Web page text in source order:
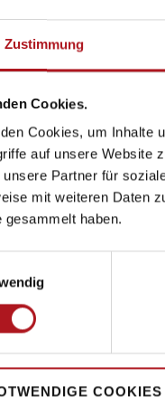
Zustimmung
Cookies.
Cookies, um Inhalte
auf unsere Website
unsere Partner für
mit weiteren Daten
gesammelt haben.
COOKIES